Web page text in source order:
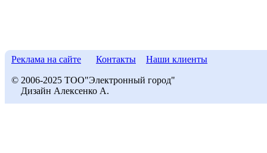
Реклама на сайте Контакты Наши клиенты
© 2006-2025 ТОО"Электронный город"
Дизайн Алексенко А.